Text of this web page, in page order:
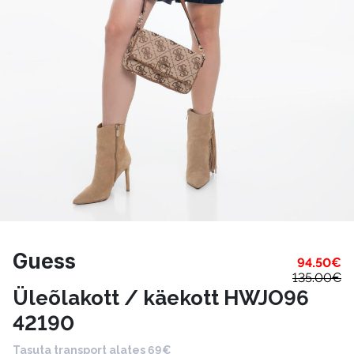
Guess 94.50€
135.00€
Üleõlakott / käekott HWJO96
42190
Tasuta transport alates 69€